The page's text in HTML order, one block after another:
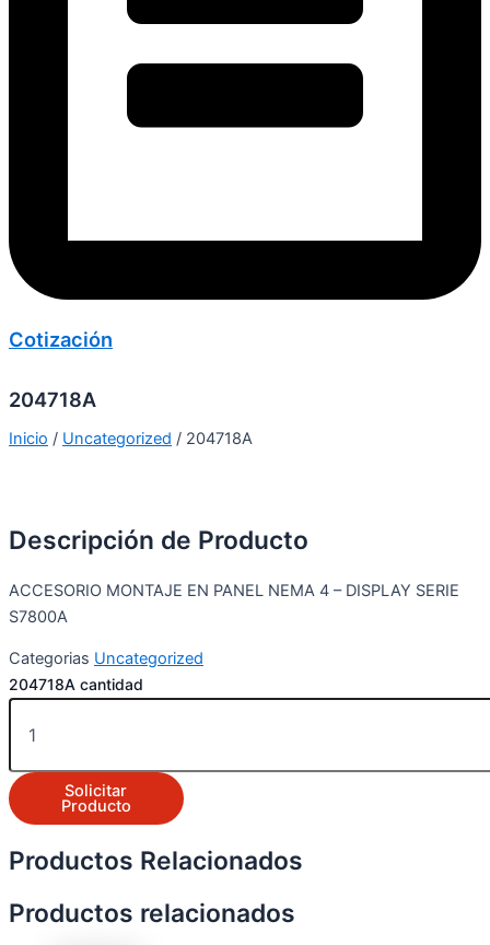
Cotización
204718A
Inicio / Uncategorized / 204718A
Descripción de Producto
ACCESORIO MONTAJE EN PANEL NEMA 4 – DISPLAY SERIE
S7800A
Categorias Uncategorized
204718A cantidad
Solicitar
Producto
Productos Relacionados
Productos relacionados